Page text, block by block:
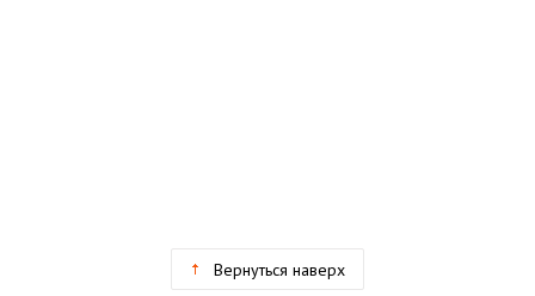
Вернуться наверх